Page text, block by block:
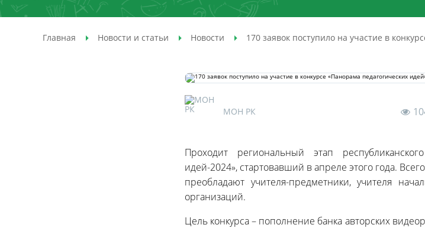
Главная Новости и статьи Новости 170 заявок поступило на участие в
МОН РК
Проходит региональный этап
идей-2024», стартовавший в апреле этого года.
преобладают учителя-предметники, учителя
организаций.
Цель конкурса – пополнение банка авторских